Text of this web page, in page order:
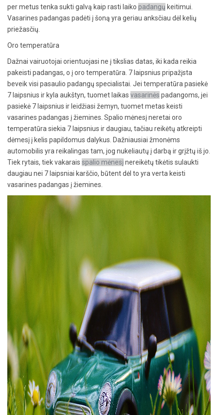
per metus tenka sukti galvą kaip rasti laiko padangų keitimui.
Vasarines padangas padėti į šoną yra geriau anksčiau dėl kelių
priežasčių.
Oro temperatūra
Dažnai vairuotojai orientuojasi ne į tikslias datas, iki kada reikia
pakeisti padangas, o į oro temperatūra. 7 laipsnius pripažįsta
beveik visi pasaulio padangų specialistai. Jei temperatūra pasiekė
7 laipsnius ir kyla aukštyn, tuomet laikas vasarinės padangoms, jei
pasiekė 7 laipsnius ir leidžiasi žemyn, tuomet metas keisti
vasarines padangas į žiemines. Spalio mėnesį neretai oro
temperatūra siekia 7 laipsnius ir daugiau, tačiau reikėtų atkreipti
dėmesį į kelis papildomus dalykus. Dažniausiai žmonėms
automobilis yra reikalingas tam, jog nukeliautų į darbą ir grįžtų iš jo.
Tiek rytais, tiek vakarais spalio mėnesįnereikėtų tikėtis sulaukti
daugiau nei 7 laipsniai karščio, būtent dėl to yra verta keisti
vasarines padangas į žiemines.